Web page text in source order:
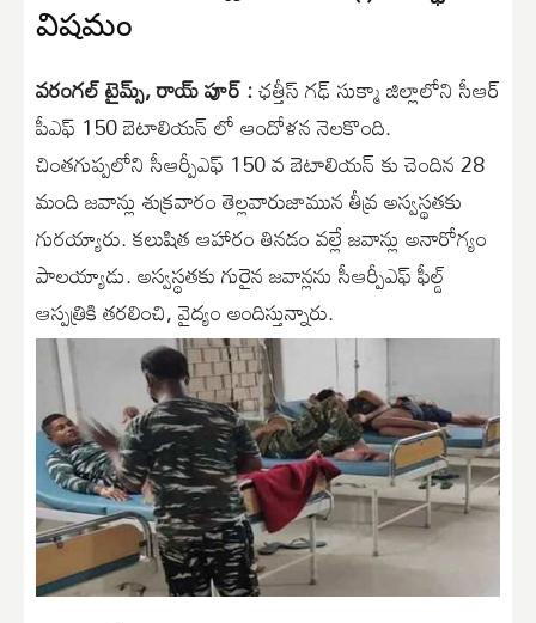
విషమం
వరంగల్ టైమ్స్, రాయ్ పూర్ :ఛత్తీస్ గఢ్ సుక్మా జిల్లాలోని సీఆర్
పీఎఫ్ 150 బెటాలియన్ లో ఆందోళన నెలకొంది.
చింతగుప్పలోని సీఆర్పీఎఫ్ 150 వ బెటాలియన్ కు చెందిన 28
మంది జవాన్లు శుక్రవారం తెల్లవారుజామున తీవ్ర అస్వస్థతకు
గురయ్యారు. కలుషిత ఆహారం తినడం వల్లే జవాన్లు అనారోగ్యం
పాలయ్యాడు. అస్వస్థతకు గురైన జవాన్లను సీఆర్పీఎఫ్ ఫీల్డ్
ఆస్పత్రికి తరలించి, వైద్యం అందిస్తున్నారు.